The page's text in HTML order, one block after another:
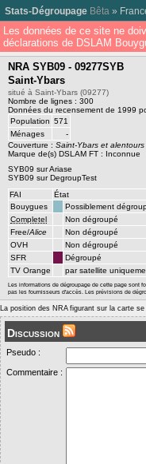
Stats-Dégroupage Bêta »
Les données de ce site ne
déclarations de DSLAM
NRA SYB09 - 09277SYB
Saint-Ybars
situé à Saint-Ybars (09277)
Nombre de lignes : 300
Données du recensement de 1999
Population 571
Ménages
-
Couverture : Saint-Ybars et alentours
Marque de(s) DSLAM FT : Inconnue
SYB09 sur Ariase
SYB09 sur DegroupTest
FAI
État
Bouygues
Possiblement
Completel
Non dégroupé
Free/Alice
Non dégroupé
OVH
Non dégroupé
SFR
Dégroupé
TV Orange
par satellite
Les informations de dégroupage de cette page sont
pas les fournisseurs d'accès. Les prévisions de
La position des NRA figurant sur la carte
Discussion
Pseudo :
Commentaire :